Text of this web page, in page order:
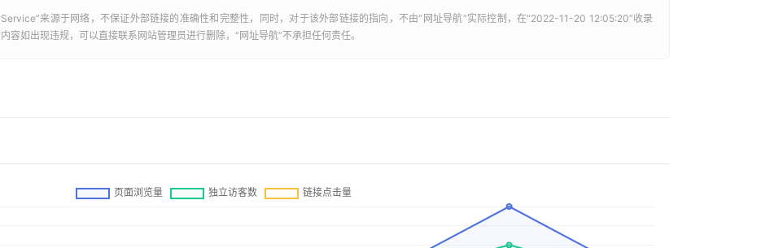
”来源于网络，不保证外部链接的准确性和完整性，同时，对于该外部链接的指向，不由“ 网址导航”实际控制，在“2022-11-20 12:05:20”收录
容如出现违规，可以直接联系网站管理员进行删除，“ 网址导航”不承担任何责任。